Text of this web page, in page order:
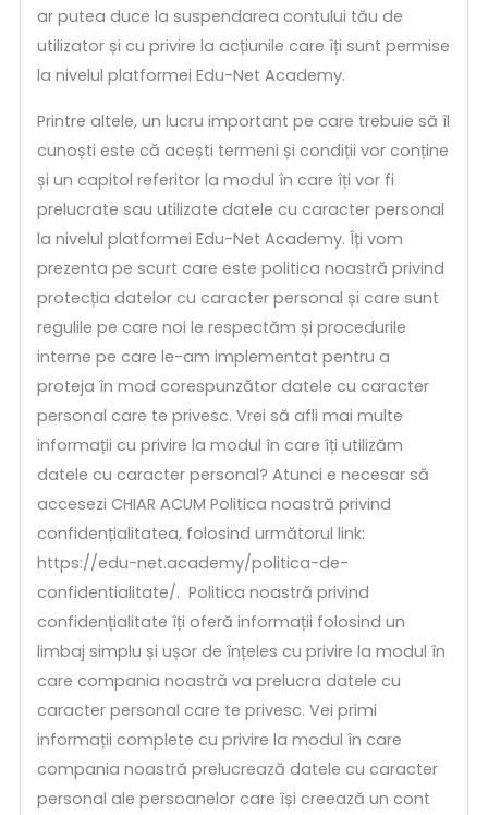
ar putea duce la suspendarea contului tău de
utilizator și cu privire la acțiunile care îți sunt permise
la nivelul platformei Edu-Net Academy.
Printre altele, un lucru important pe care trebuie să îl
cunoști este că acești termeni și condiții vor conține
și un capitol referitor la modul în care îți vor fi
prelucrate sau utilizate datele cu caracter personal
la nivelul platformei Edu-Net Academy. Îți vom
prezenta pe scurt care este politica noastră privind
protecția datelor cu caracter personal și care sunt
regulile pe care noi le respectăm și procedurile
interne pe care le-am implementat pentru a
proteja în mod corespunzător datele cu caracter
personal care te privesc. Vrei să afli mai multe
informații cu privire la modul în care îți utilizăm
datele cu caracter personal? Atunci e necesar să
accesezi CHIAR ACUM Politica noastră privind
confidențialitatea, folosind următorul link:
https://edu-net.academy/politica-de-
confidentialitate/. Politica noastră privind
confidențialitate îți oferă informații folosind un
limbaj simplu și ușor de înțeles cu privire la modul în
care compania noastră va prelucra datele cu
caracter personal care te privesc. Vei primi
informații complete cu privire la modul în care
compania noastră prelucrează datele cu caracter
personal ale persoanelor care își creează un cont